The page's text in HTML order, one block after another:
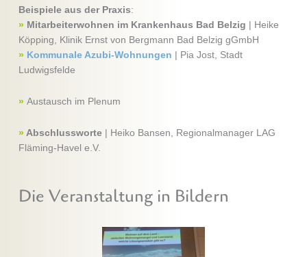
Beispiele aus der Praxis:
» Mitarbeiterwohnen im Krankenhaus Bad Belzig | Heike
Köpping, Klinik Ernst von Bergmann Bad Belzig gGmbH
» Kommunale Azubi-Wohnungen | Pia Jost, Stadt
Ludwigsfelde
»Austausch im Plenum
» Abschlussworte | Heiko Bansen, Regionalmanager LAG
Fläming-Havel e.V.
Die Veranstaltung in Bildern